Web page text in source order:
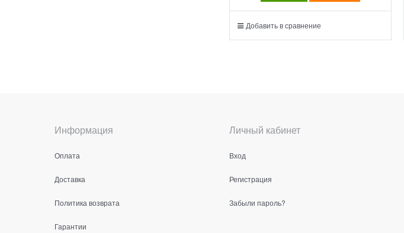
Добавить в сравнение
Информация
Оплата
Доставка
Политика возврата
Гарантии
Личный кабинет
Вход
Регистрация
Забыли пароль?